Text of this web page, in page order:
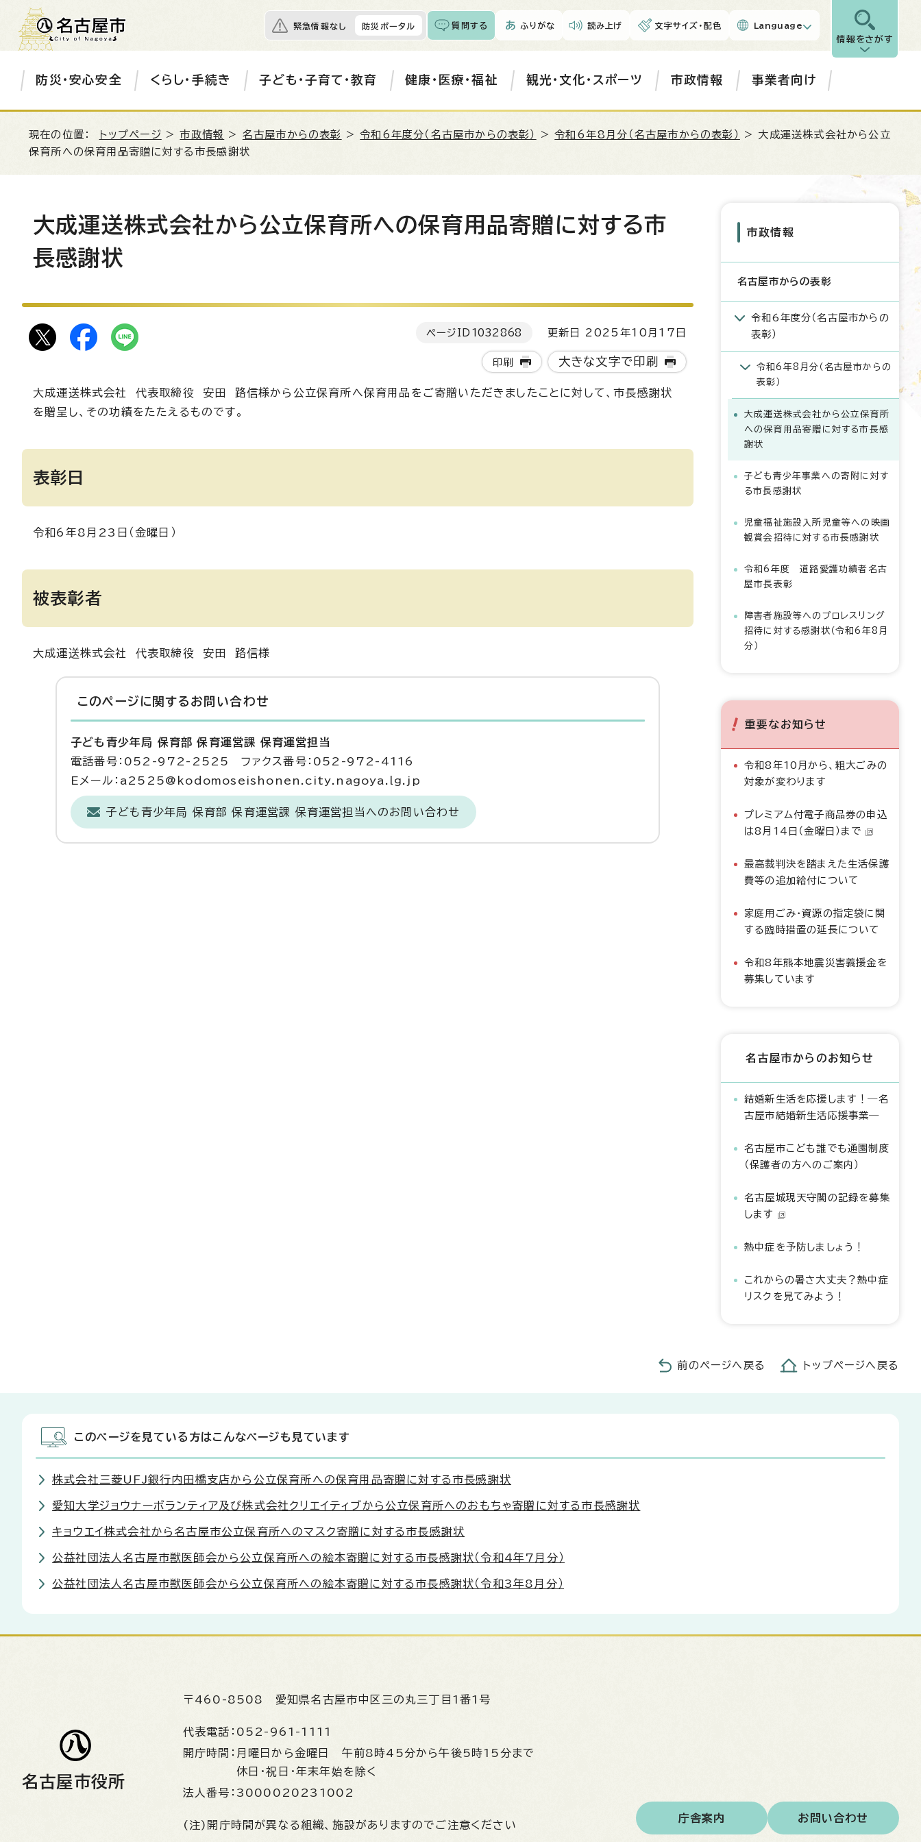
緊急情報なし 防災ポータル 質問する ふりがな 読み上げ 文字サイズ・配色 Language
情報をさがす
防災・安心安全 くらし・手続き 子ども・子育て・教育 健康・医療・福祉 観光・文化・スポーツ 市政情報 事業者向け
現在の位置： トップページ >市政情報 > 名古屋市からの表彰 >令和6年度分（名古屋市からの表彰） >令和6年8月分（名古屋市からの表彰）
> 大成運送株式会社から公立
保育所への保育用品寄贈に対する市長感謝状
大成運送株式会社から公立保育所への保育用品寄贈に対する市
長感謝状
ページID 1032868 更新日 2025年10月17日
印刷 大きな文字で印刷
大成運送株式会社 代表取締役 安田 路信様から公立保育所へ保育用品をご寄贈いただきましたことに対して、市長感謝状
を贈呈し、その功績をたたえるものです。
表彰日
令和6年8月23日（金曜日）
被表彰者
大成運送株式会社 代表取締役 安田 路信様
このページに関する お問い合わせ
子ども青少年局 保育部 保育運営課 保育運営担当
電話番号：052-972-2525 ファクス番号：052-972-4116
Eメール：a2525@kodomoseishonen.city.nagoya.lg.jp
子ども青少年局 保育部 保育運営課 保育運営担当へのお問い合わせ
市政情報
名古屋市からの表彰
令和6年度分（名古屋市からの
表彰）
令和6年8月分（名古屋市からの
表彰）
大成運送株式会社から公立保育所
への保育用品寄贈に対する市長感
謝状
子ども青少年事業への寄附に対す
る市長感謝状
児童福祉施設入所児童等への映画
観賞会招待に対する市長感謝状
令和6年度 道路愛護功績者名古
屋市長表彰
障害者施設等へのプロレスリング
招待に対する感謝状（令和6年8月
分）
重要なお知らせ
令和8年10月から、粗大ごみの
対象が変わります
プレミアム付電子商品券の申込
は8月14日（金曜日）まで
最高裁判決を踏まえた生活保護
費等の追加給付について
家庭用ごみ・資源の指定袋に関
する臨時措置の延長について
令和8年熊本地震災害義援金を
募集しています
名古屋市からのお知らせ
結婚新生活を応援します！―名
古屋市結婚新生活応援事業―
名古屋市こども誰でも通園制度
（保護者の方へのご案内）
名古屋城現天守閣の記録を募集
します
熱中症を予防しましょう！
これからの暑さ大丈夫？熱中症
リスクを見てみよう！
前のページへ戻る トップページへ戻る
このページを見ている方はこんなページも見ています
株式会社三菱UFJ銀行内田橋支店から公立保育所への保育用品寄贈に対する市長感謝状
愛知大学ジョウナーボランティア及び株式会社クリエイティブから公立保育所へのおもちゃ寄贈に対する市長感謝状
キョウエイ株式会社から名古屋市公立保育所へのマスク寄贈に対する市長感謝状
公益社団法人名古屋市獣医師会から公立保育所への絵本寄贈に対する市長感謝状（令和4年7月分）
公益社団法人名古屋市獣医師会から公立保育所への絵本寄贈に対する市長感謝状（令和3年8月分）
名古屋市役所
〒460-8508 愛知県名古屋市中区三の丸三丁目1番1号
代表電話： 052-961-1111
開庁時間： 月曜日から金曜日 午前8時45分から午後5時15分まで
休日・祝日・年末年始を除く
法人番号： 3000020231002
(注)開庁時間が異なる組織、施設がありますのでご注意ください
庁舎案内 お問い合わせ